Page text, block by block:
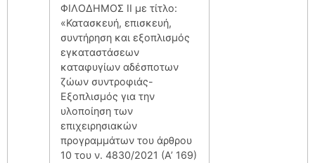
ΦΙΛΟΔΗΜΟΣ ΙΙ με τίτλο:
«Κατασκευή, επισκευή,
συντήρηση και εξοπλισμός
εγκαταστάσεων
καταφυγίων αδέσποτων
ζώων συντροφιάς-
Εξοπλισμός για την
υλοποίηση των
επιχειρησιακών
προγραμμάτων του άρθρου
10 του ν. 4830/2021 (Α’ 169)